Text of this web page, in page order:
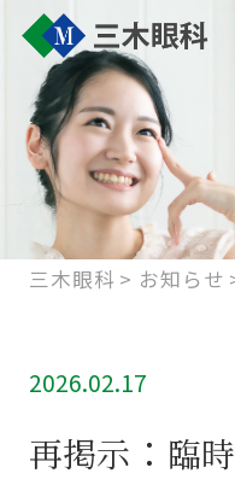
三木眼科 お知らせ
2026.02.17
再掲示 ： 臨時